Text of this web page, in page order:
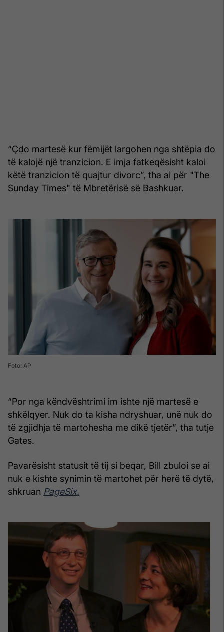
“Çdo martesë kur fëmijët largohen nga shtëpia do
të kalojë një tranzicion. E imja fatkeqësisht kaloi
këtë tranzicion të quajtur divorc”, tha ai për "The
Sunday Times" të Mbretërisë së Bashkuar.
Foto: AP
“Por nga këndvështrimi im ishte një martesë e
shkëlqyer. Nuk do ta kisha ndryshuar, unë nuk do
të zgjidhja të martohesha me dikë tjetër”, tha tutje
Gates.
Pavarësisht statusit të tij si beqar, Bill zbuloi se ai
nuk e kishte synimin të martohet për herë të dytë,
shkruan PageSix.